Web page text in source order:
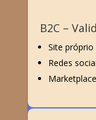
B2C –
Site próprio
Redes